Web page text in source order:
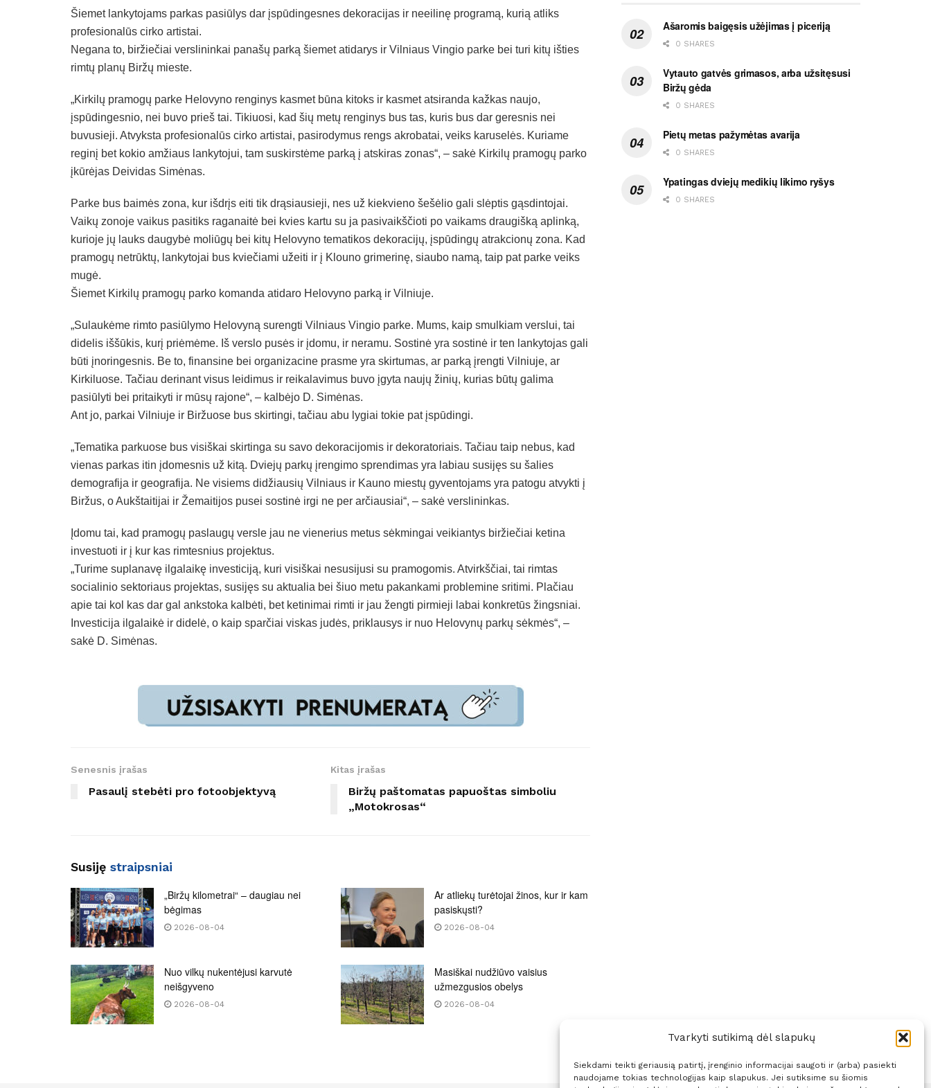
Tvarkyti sutikimą dėl slapukų
Siekdami teikti geriausią patirtį, įrenginio informacijai saugoti ir (arba) pasiekti
naudojame tokias technologijas kaip slapukus. Jei sutiksime su šiomis
Šiemet lankytojams parkas pasiūlys dar įspūdingesnes dekoracijas ir neeilinę programą, kurią atliks
profesionalūs cirko artistai.
Negana to, biržiečiai verslininkai panašų parką šiemet atidarys ir Vilniaus Vingio parke bei turi kitų išties
rimtų planų Biržų mieste.
„Kirkilų pramogų parke Helovyno renginys kasmet būna kitoks ir kasmet atsiranda kažkas naujo,
įspūdingesnio, nei buvo prieš tai. Tikiuosi, kad šių metų renginys bus tas, kuris bus dar geresnis nei
buvusieji. Atvyksta profesionalūs cirko artistai, pasirodymus rengs akrobatai, veiks karuselės. Kuriame
reginį bet kokio amžiaus lankytojui, tam suskirstėme parką į atskiras zonas“, – sakė Kirkilų pramogų parko
įkūrėjas Deividas Simėnas.
Parke bus baimės zona, kur išdrįs eiti tik drąsiausieji, nes už kiekvieno šešėlio gali slėptis gąsdintojai.
Vaikų zonoje vaikus pasitiks raganaitė bei kvies kartu su ja pasivaikščioti po vaikams draugišką aplinką,
kurioje jų lauks daugybė moliūgų bei kitų Helovyno tematikos dekoracijų, įspūdingų atrakcionų zona. Kad
pramogų netrūktų, lankytojai bus kviečiami užeiti ir į Klouno grimerinę, siaubo namą, taip pat parke veiks
mugė.
Šiemet Kirkilų pramogų parko komanda atidaro Helovyno parką ir Vilniuje.
„Sulaukėme rimto pasiūlymo Helovyną surengti Vilniaus Vingio parke. Mums, kaip smulkiam verslui, tai
didelis iššūkis, kurį priėmėme. Iš verslo pusės ir įdomu, ir neramu. Sostinė yra sostinė ir ten lankytojas gali
būti įnoringesnis. Be to, finansine bei organizacine prasme yra skirtumas, ar parką įrengti Vilniuje, ar
Kirkiluose. Tačiau derinant visus leidimus ir reikalavimus buvo įgyta naujų žinių, kurias būtų galima
pasiūlyti bei pritaikyti ir mūsų rajone“, – kalbėjo D. Simėnas.
Ant jo, parkai Vilniuje ir Biržuose bus skirtingi, tačiau abu lygiai tokie pat įspūdingi.
„Tematika parkuose bus visiškai skirtinga su savo dekoracijomis ir dekoratoriais. Tačiau taip nebus, kad
vienas parkas itin įdomesnis už kitą. Dviejų parkų įrengimo sprendimas yra labiau susijęs su šalies
demografija ir geografija. Ne visiems didžiausių Vilniaus ir Kauno miestų gyventojams yra patogu atvykti į
Biržus, o Aukštaitijai ir Žemaitijos pusei sostinė irgi ne per arčiausiai“, – sakė verslininkas.
Įdomu tai, kad pramogų paslaugų versle jau ne vienerius metus sėkmingai veikiantys biržiečiai ketina
investuoti ir į kur kas rimtesnius projektus.
„Turime suplanavę ilgalaikę investiciją, kuri visiškai nesusijusi su pramogomis. Atvirkščiai, tai rimtas
socialinio sektoriaus projektas, susijęs su aktualia bei šiuo metu pakankami problemine sritimi. Plačiau
apie tai kol kas dar gal ankstoka kalbėti, bet ketinimai rimti ir jau žengti pirmieji labai konkretūs žingsniai.
Investicija ilgalaikė ir didelė, o kaip sparčiai viskas judės, priklausys ir nuo Helovynų parkų sėkmės“, –
sakė D. Simėnas.
Senesnis įrašas
Pasaulį stebėti pro fotoobjektyvą
Kitas įrašas
Biržų paštomatas papuoštas simboliu
„Motokrosas“
Susiję straipsniai
„Biržų kilometrai“ – daugiau nei
bėgimas
2026-08-04
Ar atliekų turėtojai žinos, kur ir kam
pasiskųsti?
2026-08-04
Nuo vilkų nukentėjusi karvutė
neišgyveno
2026-08-04
Masiškai nudžiūvo vaisius
užmezgusios obelys
2026-08-04
Ašaromis baigęsis užėjimas į piceriją
0 SHARES
Vytauto gatvės grimasos, arba užsitęsusi
Biržų gėda
0 SHARES
Pietų metas pažymėtas avarija
0 SHARES
Ypatingas dviejų medikių likimo ryšys
0 SHARES